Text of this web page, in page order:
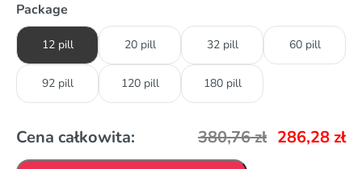
Package
12 pill 20 pill 32 pill 60 pill
92 pill 120 pill 180 pill
Cena całkowita: 380,76zł 286,28 zł